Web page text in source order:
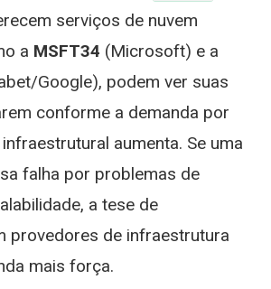
serviços de nuvem
a MSFT34 (Microsoft) e a
Google), podem ver suas
conforme a demanda por
aumenta. Se uma
falha por problemas de
a tese de
provedores de infraestrutura
mais força.